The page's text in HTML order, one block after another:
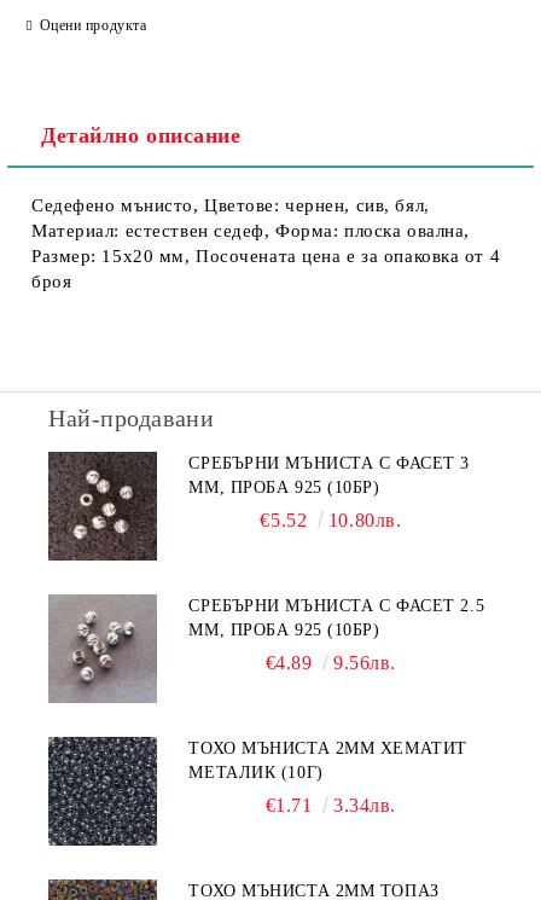
Оцени продукта
Детайлно описание
Седефено мънисто, Цветове: чернен, сив, бял,
Материал: естествен седеф, Форма: плоска овална,
Размер: 15х20 мм, Посочената цена е за опаковка от 4
броя
Най-продавани
СРЕБЪРНИ МЪНИСТА С ФАСЕТ 3
ММ, ПРОБА 925 (10БР)
€5.52 10.80лв.
СРЕБЪРНИ МЪНИСТА С ФАСЕТ 2.5
ММ, ПРОБА 925 (10БР)
€4.89 9.56лв.
ТОХО МЪНИСТА 2ММ ХЕМАТИТ
МЕТАЛИК (10Г)
€1.71 3.34лв.
ТОХО МЪНИСТА 2ММ ТОПАЗ